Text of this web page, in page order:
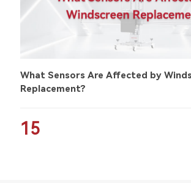
What Sensors Are Affected by
Replacement?
15